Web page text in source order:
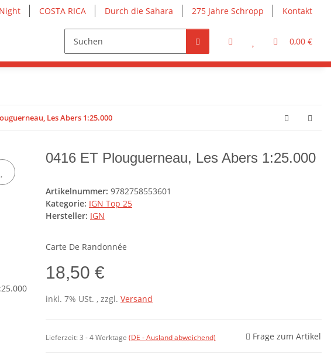
COSTA RICA Durch die Sahara 275 Jahre Schropp Kontakt
0,00 €
Les Abers 1:25.000
0416 ET Plouguerneau, Les Abers 1:25.000
Artikelnummer: 9782758553601
Kategorie: IGN Top 25
Hersteller: IGN
Carte De Randonnée
18,50 €
inkl. 7% USt. , zzgl. Versand
Lieferzeit:3 - 4 Werktage (DE - Ausland abweichend) Frage zum Artikel